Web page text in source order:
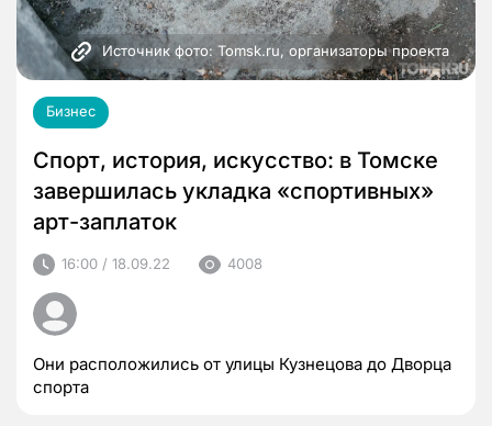
Источник фото: Tomsk.ru, организаторы проекта
Бизнес
Спорт, история, искусство: в Томске
завершилась укладка «спортивных»
арт-заплаток
16:00 / 18.09.22 4008
Они расположились от улицы Кузнецова до Дворца
спорта